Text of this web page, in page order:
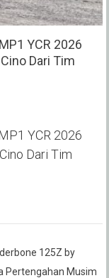
YCR 2026
Dari Tim
YCR 2026
Dari Tim
125Z by
Pertengahan Musim